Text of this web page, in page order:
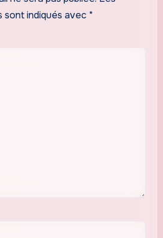
sont indiqués avec *